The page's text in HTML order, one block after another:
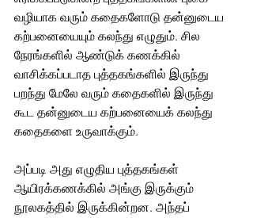
வழியாக வரும் கதைகளோடு தன்னுடைய
கற்பனையையும் கலந்து எழுதும். சில
நேரங்களில் ஆண்டுக் கணக்கில்
வாசிக்கப்படாத புத்தகங்களில் இருந்து
பறந்து மேலே வரும் கதைகளில் இருந்து
கூட தன்னுடைய கற்பனையைக் கலந்து
கதைகளை உருவாக்கும்.
அப்படி அது எழுதிய புத்தகங்கள்
ஆயிரக்கணக்கில் அங்கு இருக்கும்
நூலகத்தில் இருக்கின்றன. அந்தப்